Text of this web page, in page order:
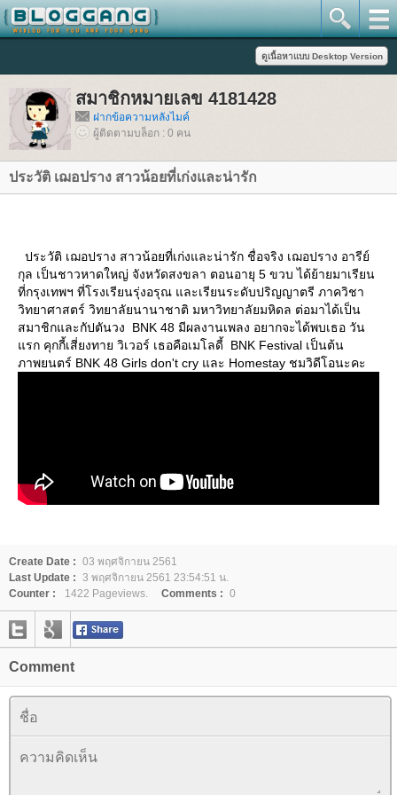
สมาชิกหมายเลข 4181428
ฝากข้อความหลังไมค์
ผู้ติดตามบล็อก : 0 คน
ประวัติ เฌอปราง สาวน้อยที่เก่งและน่ารัก
ประวัติ เฌอปราง สาวน้อยที่เก่งและน่ารัก ชื่อจริง เฌอปราง อารีย์
กุล เป็นชาวหาดใหญ่ จังหวัดสงขลา ตอนอายุ 5 ขวบ ได้ย้ายมาเรียน
ที่กรุงเทพฯ ที่โรงเรียนรุ่งอรุณ และเรียนระดับปริญญาตรี ภาควิชา
วิทยาศาสตร์ วิทยาลัยนานาชาติ มหาวิทยาลัยมหิดล ต่อมาได้เป็น
สมาชิกและกัปตันวง BNK 48 มีผลงานเพลง อยากจะได้พบเธอ วัน
รก คุกกี้เสี่ยงทาย วิเวอร์ เธอคือเมโลดี้ BNK Festival เป็นต้น
ภาพยนตร์ BNK 48 Girls don't cry และ Homestay ชมวิดีโอนะคะ
Create Date : 03 พฤศจิกายน 2561
Last Update : 3 พฤศจิกายน 2561 23:54:51 น.
Counter :
1422 Pageviews. Comments : 0
Comment